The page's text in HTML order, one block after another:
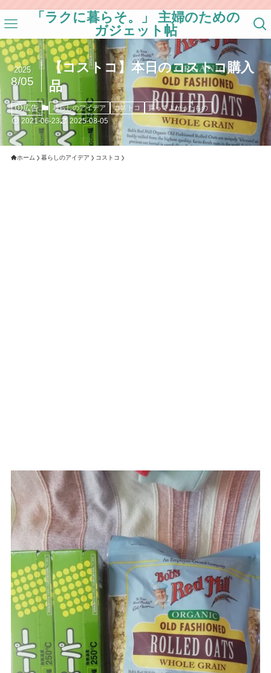
「ラクに暮らそ。」 主婦のための
ガジェット帖
【コストコ】本日のコストコ購入
品
2025
8/05
広告 暮らしのアイデア コストコ 買ってよかったもの
2021-06-23 2025-08-05
ホーム 暮らしのアイデア コストコ